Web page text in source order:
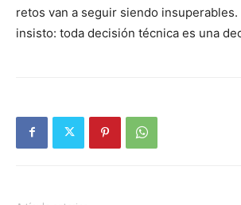
retos van a seguir siendo
insisto: toda decisión técnica es una